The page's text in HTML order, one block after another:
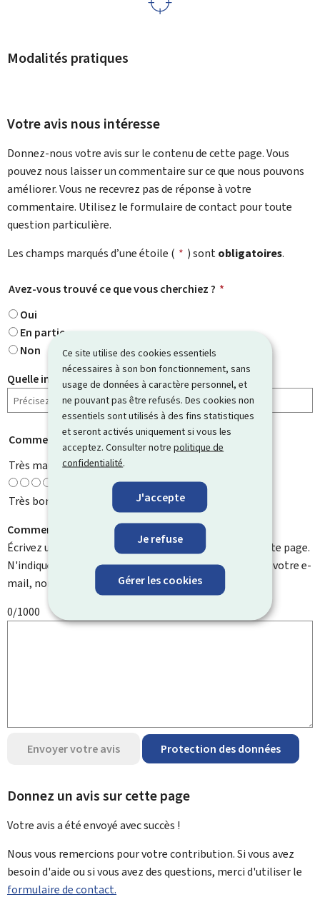
Ce site utilise des cookies essentiels
nécessaires à son bon fonctionnement, sans
usage de données à caractère personnel, et
ne pouvant pas être refusés. Des cookies non
essentiels sont utilisés à des fins statistiques
et seront activés uniquement si vous les
acceptez. Consulter notrepolitique de
confidentialité.
J'accepte
Je refuse
Gérer les cookies
Modalités pratiques
Votre avis nous intéresse
Donnez-nous votre avis sur le contenu de cette page. Vous
pouvez nous laisser un commentaire sur ce que nous pouvons
améliorer. Vous ne recevrez pas de réponse à votre
commentaire. Utilisez le formulaire de contact pour toute
question particulière.
Les champs marqués d’une étoile ( * ) sontobligatoires.
Avez-vous trouvé ce que vous cherchiez ? *
Oui
En partie
Non
Quelle information cherchiez-vous ?
Comment évaluez-vous cette page ? *
Très mauvaise
Très bonne
Comment pouvons-nous l'améliorer ?
Écrivez un commentaire et aidez-nous à améliorer cette page.
N'indiquez pas d'informations personnelles telles que votre e-
mail, nom, numéro de téléphone, etc.
0/1000
Envoyer votre avis Protection des données
Donnez un avis sur cette page
Votre avis a été envoyé avecsuccès !
Nous vous remercions pour votre contribution. Si vous avez
besoin d'aide ou si vous avez des questions, merci d'utiliser le
formulaire de contact.